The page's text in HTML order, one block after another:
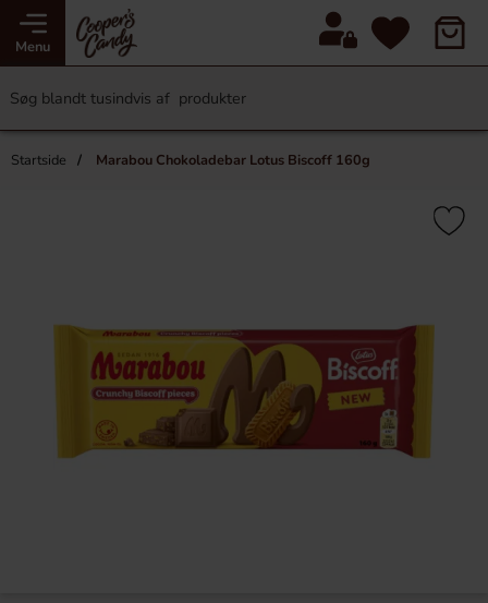
Menu
Startside Marabou Chokoladebar Lotus Biscoff 160g